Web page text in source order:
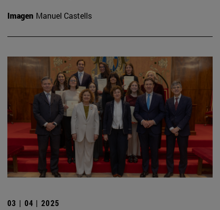
Imagen Manuel Castells
03 | 04 | 2025